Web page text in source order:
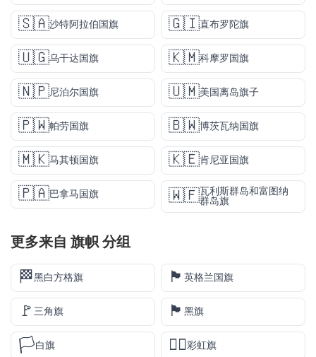
🇸🇦沙特阿拉伯国旗 🇬🇮直布罗陀旗
🇺🇬乌干达国旗 🇰🇲科摩罗国旗
🇳🇵尼泊尔国旗 🇺🇲美国离岛旗子
🇵🇼帕劳国旗 🇧🇼博茨瓦纳国旗
🇲🇰马其顿国旗 🇰🇪肯尼亚国旗
🇵🇦巴拿马国旗 🇼🇫瓦利斯群岛和富图纳
群岛旗
更多来自 旗帜分组
🏁黑白方格旗 🏴󠁧󠁢󠁥󠁮󠁧󠁿 英格兰国旗
🚩 三角旗 🏴 黑旗
🏳️白旗 🏳️‍🌈彩虹旗